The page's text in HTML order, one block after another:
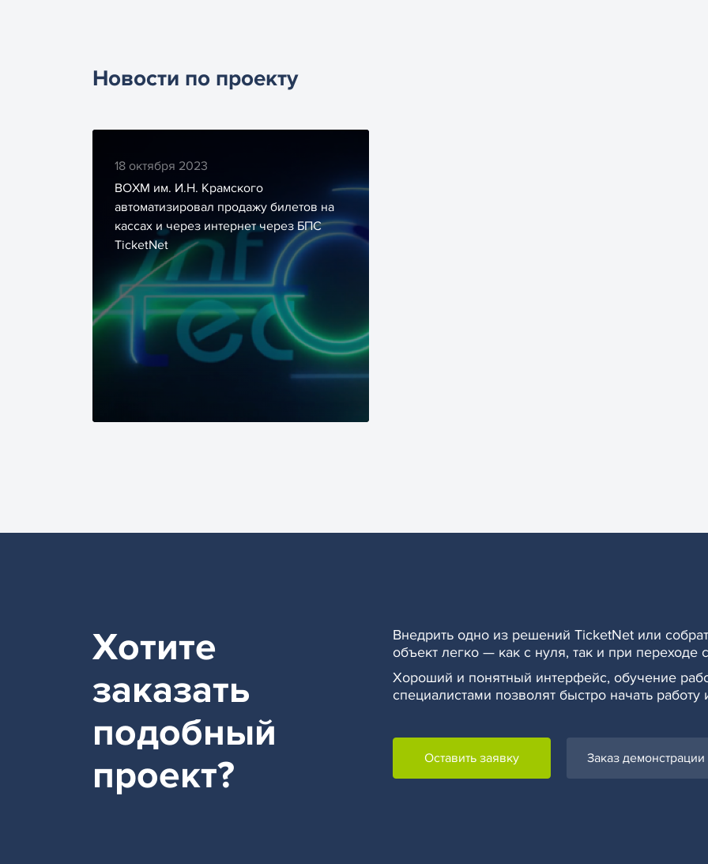
Новости по проекту
18 октября 2023
ВОХМ им. И.Н. Крамского
автоматизировал продажу билетов на
кассах и через интернет через БПС
TicketNet
Хотите
заказать
подобный
проект?
Внедрить одно из решений TicketNet или
объект легко — как с нуля, так и при переходе
Хороший и понятный интерфейс, обучение
специалистами позволят быстро начать
Оставить заявку Заказ демонстрации